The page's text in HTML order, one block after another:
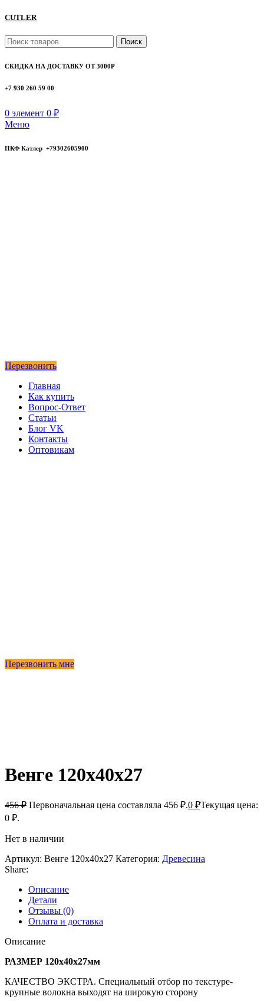
CUTLER
Поиск
СКИДКА НА ДОСТАВКУ ОТ 3000Р
+7 930 260 59 00
0 элемент 0 ₽
Меню
ПКФ Катлер +79302605900
Перезвонить
Главная
Как купить
Вопрос-Ответ
Статьи
Блог VK
Контакты
Оптовикам
Перезвонить мне
Венге 120х40х27
456₽ Первоначальная цена составляла 456 ₽.0 ₽Текущая цена:
0 ₽.
Нет в наличии
Артикул: Венге 120х40х27 Категория: Древесина
Share:
Описание
Детали
Отзывы (0)
Оплата и доставка
Описание
РАЗМЕР 120х40х27мм
КАЧЕСТВО ЭКСТРА. Специальный отбор по текстуре-
крупные волокна выходят на широкую сторону